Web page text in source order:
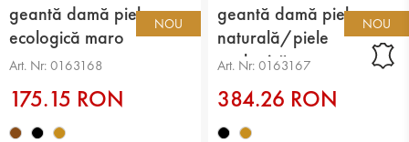
NOU
geantă damă piele
ecologică maro
Art. Nr: 0163168
175.15 RON
NOU
geantă damă piele
naturală/piele
ecologică negru
Art. Nr: 0163167
384.26 RON